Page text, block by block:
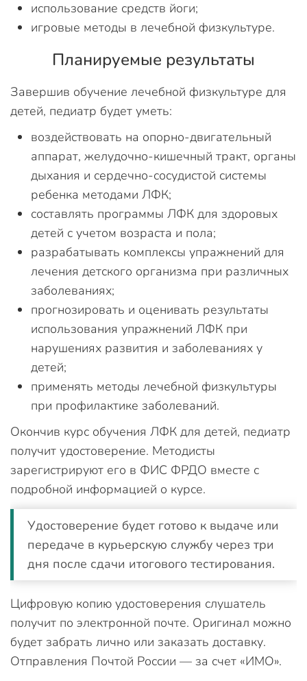
использование средств йоги;
игровые методы в лечебной физкультуре.
Планируемые результаты
Завершив обучение лечебной физкультуре для
детей, педиатр будет уметь:
воздействовать на опорно-двигательный
аппарат, желудочно-кишечный тракт, органы
дыхания и сердечно-сосудистой системы
ребенка методами ЛФК;
составлять программы ЛФК для здоровых
детей с учетом возраста и пола;
разрабатывать комплексы упражнений для
лечения детского организма при различных
заболеваниях;
прогнозировать и оценивать результаты
использования упражнений ЛФК при
нарушениях развития и заболеваниях у
детей;
применять методы лечебной физкультуры
при профилактике заболеваний.
Окончив курс обучения ЛФК для детей, педиатр
получит удостоверение. Методисты
зарегистрируют его в ФИС ФРДО вместе с
подробной информацией о курсе.
Удостоверение будет готово к выдаче или
передаче в курьерскую службу через три
дня после сдачи итогового тестирования.
Цифровую копию удостоверения слушатель
получит по электронной почте. Оригинал можно
будет забрать лично или заказать доставку.
Отправления Почтой России — за счет «ИМО».